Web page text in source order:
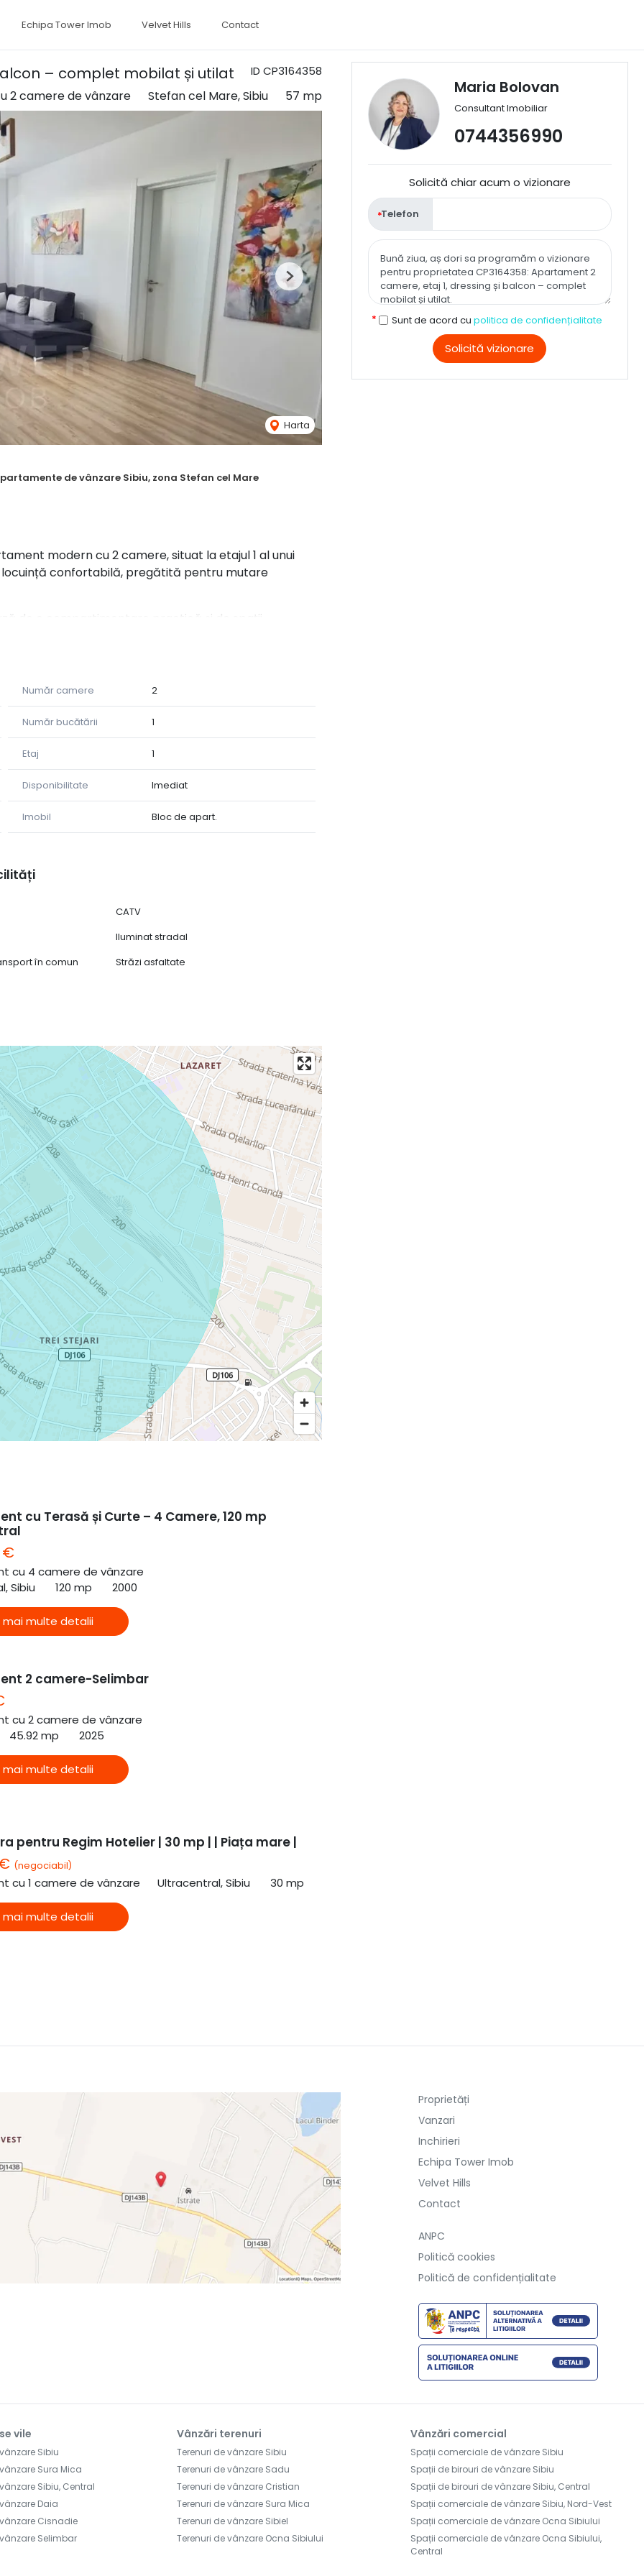
Echipa Tower Imob Velvet Hills Contact
ID CP3164358
– complet mobilat și utilat
2 camere de vânzare Stefan cel Mare, Sibiu 57 mp
Harta
Next
de vânzare Sibiu, zona Stefan cel Mare
modern cu 2 camere, situat la etajul 1 al unui
confortabilă, pregătită pentru mutare
de o compartimentare practică și de spații
proprietari.
se prezintă, fiind ideală pentru cei care își doresc să
contactați Maria Bolovan la numărul de telefon
mobilat și utilat, situat la etajul 1, gata să devină noul
Număr camere 2
Număr bucătării 1
Etaj 1
Disponibilitate Imediat
Imobil Bloc de apart.
CATV
Iluminat stradal
în comun
Străzi asfaltate
Maria Bolovan
Consultant Imobiliar
0744356990
Solicită chiar acum o vizionare
Telefon
Sunt de acord cu politica de confidențialitate
Solicită vizionare
cu Terasă și Curte – 4 Camere, 120 mp
€
cu 4 camere de vânzare
Sibiu
120 mp 2000
mai multe detalii
2 camere-Selimbar
cu 2 camere de vânzare
45.92 mp 2025
mai multe detalii
pentru Regim Hotelier | 30 mp | | Piața mare |
(negociabil)
cu 1 camere de vânzare Ultracentral, Sibiu 30 mp
mai multe detalii
Proprietăți
Vanzari
Inchirieri
Echipa Tower Imob
Velvet Hills
Contact
ANPC
Politică cookies
Politică de confidențialitate
vile
Sibiu
Sura Mica
Sibiu, Central
Daia
Cisnadie
Selimbar
Vânzări terenuri
Terenuri de vânzare Sibiu
Terenuri de vânzare Sadu
Terenuri de vânzare Cristian
Terenuri de vânzare Sura Mica
Terenuri de vânzare Sibiel
Terenuri de vânzare Ocna Sibiului
Vânzări comercial
Spații comerciale de vânzare Sibiu
Spații de birouri de vânzare Sibiu
Spații de birouri de vânzare Sibiu, Central
Spații comerciale de vânzare Sibiu, Nord-Vest
Spații comerciale de vânzare Ocna Sibiului
Spații comerciale de vânzare Ocna Sibiului,
Central